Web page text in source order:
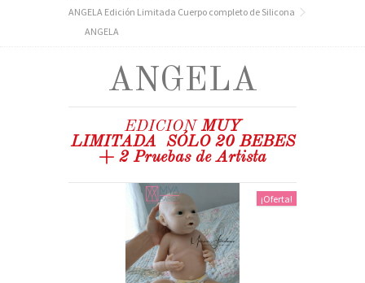
DOLL SHOWS
SOBRE MYA BABIES
SOBRE NUESTROS BEBÉS HIPERREALISTAS DE
SOBRE EL CUIDADO DE LOS BEBÉS
HIPERREALISTAS
ANGELA Edición Limitada Cuerpo completo de Silicona
ANGELA
ANGELA
EDICION MUY
LIMITADA
SÓLO 20 BEBES
+ 2 Pruebas de Artista
¡Oferta!